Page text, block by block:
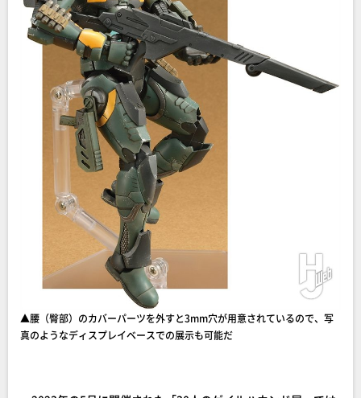
▲︎腰（臀部）のカバーパーツを外すと3mm穴が用意されているので、写
真のようなディスプレイベースでの展示も可能だ